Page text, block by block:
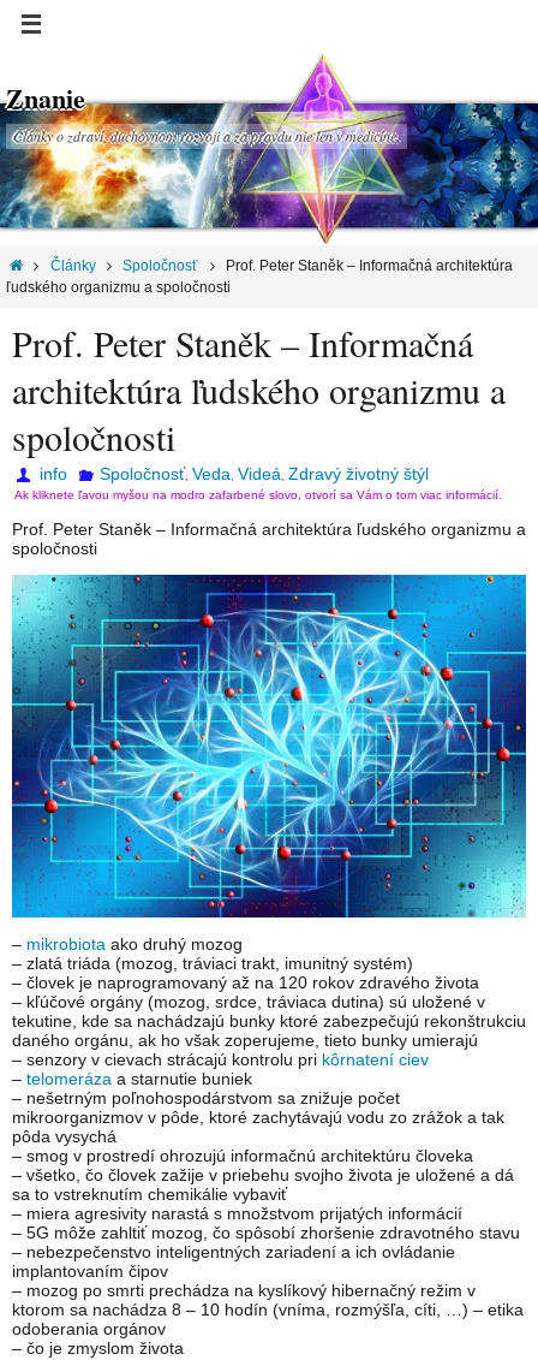
Znanie
Články o zdraví, duchovnom rozvoji a za pravdu nie len v medicíne.
Články Spoločnosť
Prof. Peter Staněk – Informačná architektúra
ľudského organizmu a spoločnosti
Prof. Peter Staněk – Informačná
architektúra ľudského organizmu a
spoločnosti
info Spoločnosť Veda Videá Zdravý životný štýl
Ak kliknete ľavou myšou na modro zafarbené slovo, otvorí sa Vám o tom viac informácií.
Prof. Peter Staněk – Informačná architektúra ľudského organizmu a
spoločnosti
– mikrobiota ako druhý mozog
– zlatá triáda (mozog, tráviaci trakt, imunitný systém)
– človek je naprogramovaný až na 120 rokov zdravého života
– kľúčové orgány (mozog, srdce, tráviaca dutina) sú uložené v
tekutine, kde sa nachádzajú bunky ktoré zabezpečujú rekonštrukciu
daného orgánu, ak ho však zoperujeme, tieto bunky umierajú
– senzory v cievach strácajú kontrolu pri kôrnatení ciev
– telomeráza a starnutie buniek
– nešetrným poľnohospodárstvom sa znižuje počet
mikroorganizmov v pôde, ktoré zachytávajú vodu zo zrážok a tak
pôda vysychá
– smog v prostredí ohrozujú informačnú architektúru človeka
– všetko, čo človek zažije v priebehu svojho života je uložené a dá
sa to vstreknutím chemikálie vybaviť
– miera agresivity narastá s množstvom prijatých informácií
– 5G môže zahltiť mozog, čo spôsobí zhoršenie zdravotného stavu
– nebezpečenstvo inteligentných zariadení a ich ovládanie
implantovaním čipov
– mozog po smrti prechádza na kyslíkový hibernačný režim v
ktorom sa nachádza 8 – 10 hodín (vníma, rozmýšľa, cíti, …) – etika
odoberania orgánov
– čo je zmyslom života